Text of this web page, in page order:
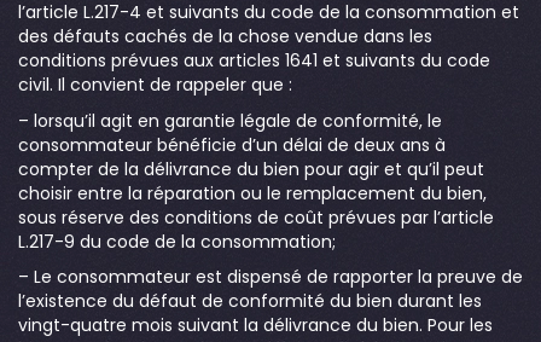
l’article L.217-4 et suivants du code de la consommation et
des défauts cachés de la chose vendue dans les
conditions prévues aux articles 1641 et suivants du code
civil. Il convient de rappeler que :
– lorsqu’il agit en garantie légale de conformité, le
consommateur bénéficie d’un délai de deux ans à
compter de la délivrance du bien pour agir et qu’il peut
choisir entre la réparation ou le remplacement du bien,
sous réserve des conditions de coût prévues par l’article
L.217-9 du code de la consommation;
– Le consommateur est dispensé de rapporter la preuve de
l’existence du défaut de conformité du bien durant les
vingt-quatre mois suivant la délivrance du bien. Pour les